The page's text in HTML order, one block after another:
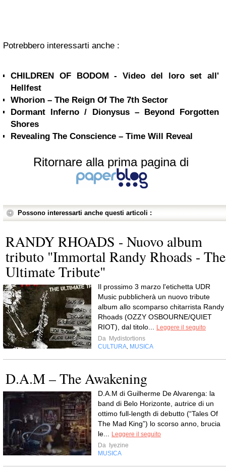
Potrebbero interessarti anche :
CHILDREN OF BODOM - Video del loro set all'
Hellfest
Whorion – The Reign Of The 7th Sector
Dormant Inferno / Dionysus – Beyond Forgotten
Shores
Revealing The Conscience – Time Will Reveal
Ritornare alla prima pagina di
Possono interessarti anche questi articoli :
RANDY RHOADS - Nuovo album
tributo "Immortal Randy Rhoads - The
Ultimate Tribute"
Il prossimo 3 marzo l'etichetta UDR
Music pubblicherà un nuovo tribute
album allo scomparso chitarrista Randy
Rhoads (OZZY OSBOURNE/QUIET
RIOT), dal titolo...
Leggere il seguito
Da Mydistortions
CULTURA MUSICA
D.A.M – The Awakening
D.A.M di Guilherme De Alvarenga: la
band di Belo Horizonte, autrice di un
ottimo full-length di debutto (“Tales Of
The Mad King”) lo scorso anno, brucia
le...
Leggere il seguito
Da
Iyezine
MUSICA